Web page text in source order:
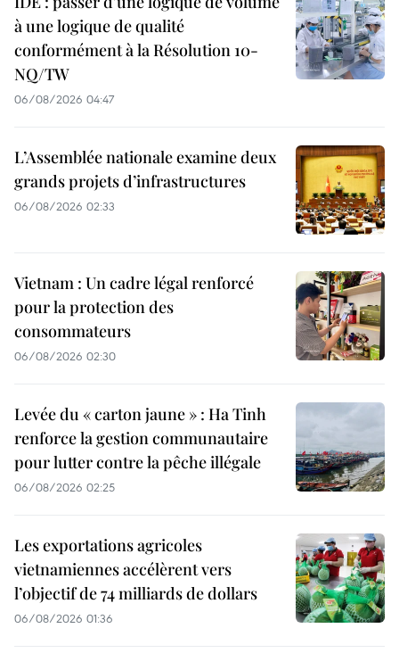
à une logique de qualité
conformément à la Résolution 10-
NQ/TW
06/08/2026 04:47
L’Assemblée nationale examine deux
grands projets d’infrastructures
06/08/2026 02:33
Vietnam : Un cadre légal renforcé
pour la protection des
consommateurs
06/08/2026 02:30
Levée du « carton jaune » : Ha Tinh
renforce la gestion communautaire
pour lutter contre la pêche illégale
06/08/2026 02:25
Les exportations agricoles
vietnamiennes accélèrent vers
l’objectif de 74 milliards de dollars
06/08/2026 01:36